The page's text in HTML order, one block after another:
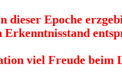
dieser Epoche
viel Freude beim